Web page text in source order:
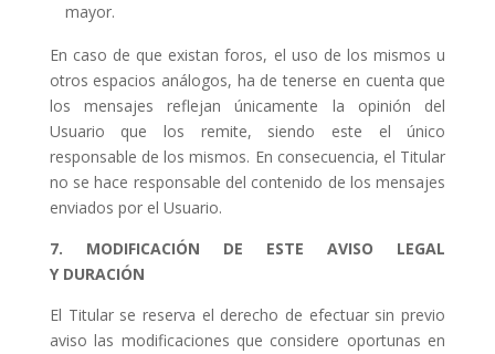
mayor.
En caso de que existan foros, el uso de los mismos u
otros espacios análogos, ha de tenerse en cuenta que
los mensajes reflejan únicamente la opinión del
Usuario que los remite, siendo este el único
responsable de los mismos. En consecuencia, el Titular
no se hace responsable del contenido de los mensajes
enviados por el Usuario.
7. MODIFICACIÓN DE ESTE AVISO LEGAL
Y DURACIÓN
El Titular se reserva el derecho de efectuar sin previo
aviso las modificaciones que considere oportunas en